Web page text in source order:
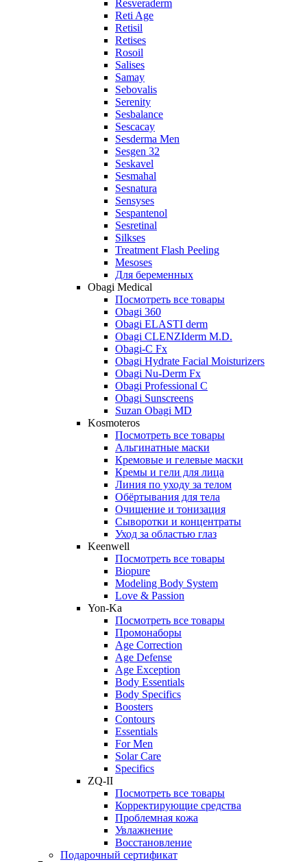
Resveraderm
Reti Age
Retisil
Retises
Rosoil
Salises
Samay
Sebovalis
Serenity
Sesbalance
Sescacay
Sesderma Men
Sesgen 32
Seskavel
Sesmahal
Sesnatura
Sensyses
Sespantenol
Sesretinal
Silkses
Treatment Flash Peeling
Mesoses
Для беременных
Obagi Medical
Посмотреть все товары
Obagi 360
Obagi ELASTI derm
Obagi CLENZIderm M.D.
Obagi-C Fx
Obagi Hydrate Facial Moisturizers
Obagi Nu-Derm Fx
Obagi Professional C
Obagi Sunscreens
Suzan Obagi MD
Kosmoteros
Посмотреть все товары
Альгинатные маски
Кремовые и гелевые маски
Кремы и гели для лица
Линия по уходу за телом
Обёртывания для тела
Очищение и тонизация
Сыворотки и концентраты
Уход за областью глаз
Keenwell
Посмотреть все товары
Biopure
Modeling Body System
Love & Passion
Yon-Ka
Посмотреть все товары
Промонаборы
Age Correction
Age Defense
Age Exception
Body Essentials
Body Specifics
Boosters
Contours
Essentials
For Men
Solar Care
Specifics
ZQ-II
Посмотреть все товары
Корректирующие средства
Проблемная кожа
Увлажнение
Восстановление
Подарочный сертификат